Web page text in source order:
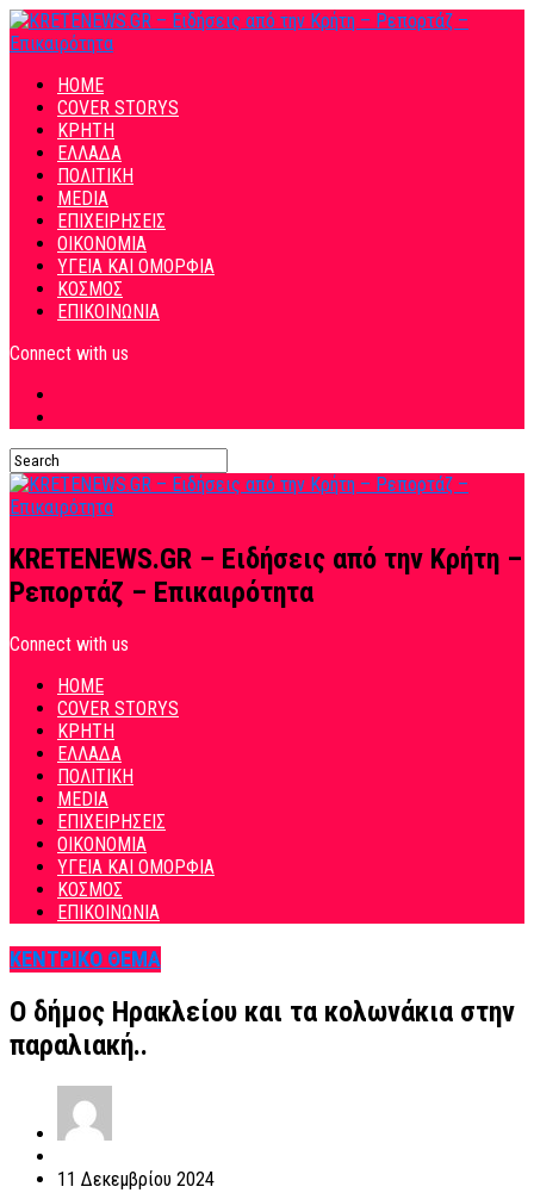
HOME
COVER STORYS
ΚΡΗΤΗ
ΕΛΛΑΔΑ
ΠΟΛΙΤΙΚΗ
MEDIA
ΕΠΙΧΕΙΡΗΣΕΙΣ
ΟΙΚΟΝΟΜΙΑ
ΥΓΕΙΑ ΚΑΙ ΟΜΟΡΦΙΑ
ΚΟΣΜΟΣ
ΕΠΙΚΟΙΝΩΝΙΑ
Connect with us
KRETENEWS.GR – Ειδήσεις από την Κρήτη –
Ρεπορτάζ – Επικαιρότητα
Connect with us
HOME
COVER STORYS
ΚΡΗΤΗ
ΕΛΛΑΔΑ
ΠΟΛΙΤΙΚΗ
MEDIA
ΕΠΙΧΕΙΡΗΣΕΙΣ
ΟΙΚΟΝΟΜΙΑ
ΥΓΕΙΑ ΚΑΙ ΟΜΟΡΦΙΑ
ΚΟΣΜΟΣ
ΕΠΙΚΟΙΝΩΝΙΑ
ΚΕΝΤΡΙΚΟ ΘΕΜΑ
Ο δήμος Ηρακλείου και τα κολωνάκια στην
παραλιακή..
11 Δεκεμβρίου 2024